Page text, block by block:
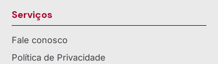
Serviços
Fale conosco
Política de Privacidade